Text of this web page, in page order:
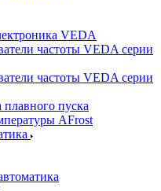
VEDA
частоты VEDA серии
частоты VEDA серии
плавного пуска
AFrost